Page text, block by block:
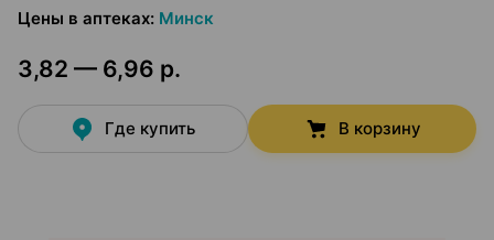
Цены в аптеках: Минск
3,82 — 6,96 р.
Где купить В корзину